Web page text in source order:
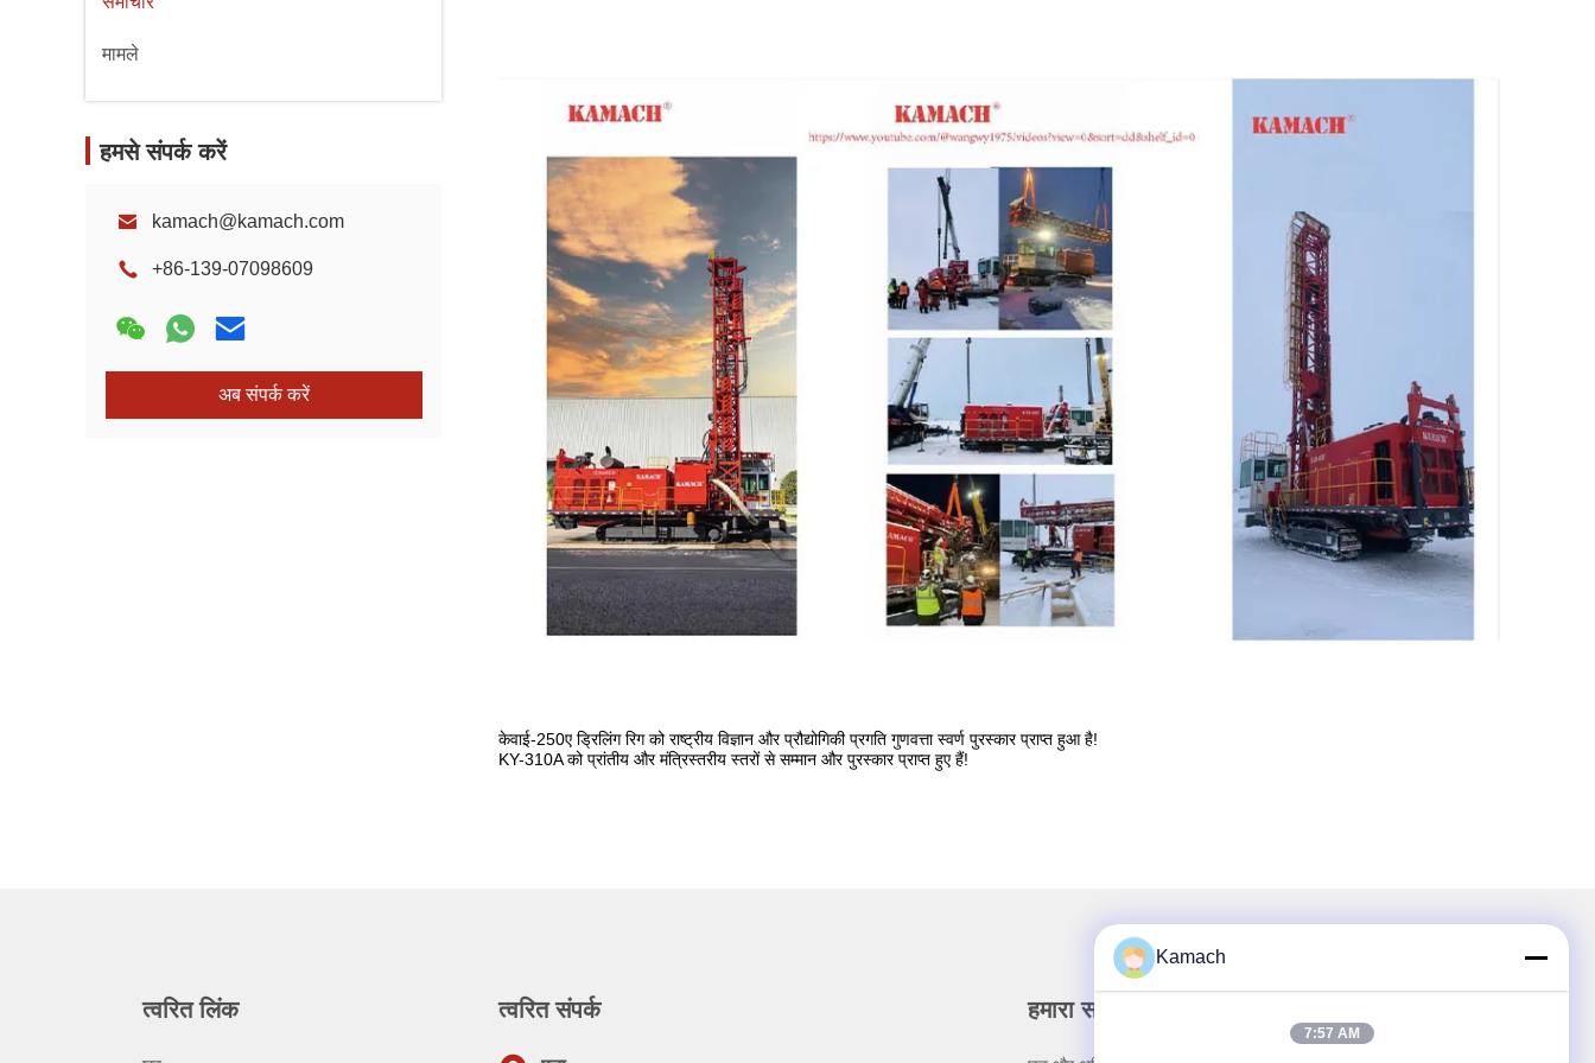
मामले
हमसे संपर्क करें
kamach@kamach.com
+86-139-07098609
अब संपर्क करें
केवाई-250ए ड्रिलिंग रिग को राष्ट्रीय विज्ञान और प्रौद्योगिकी प्रगति गुणवत्ता स्वर्ण पुरस्कार प्राप्त हुआ है!
KY-310A को प्रांतीय और मंत्रिस्तरीय स्तरों से सम्मान और पुरस्कार प्राप्त हुए हैं!
त्वरित लिंक त्वरित संपर्क हमारा समाचार पत्र
Kamach
7:57 AM